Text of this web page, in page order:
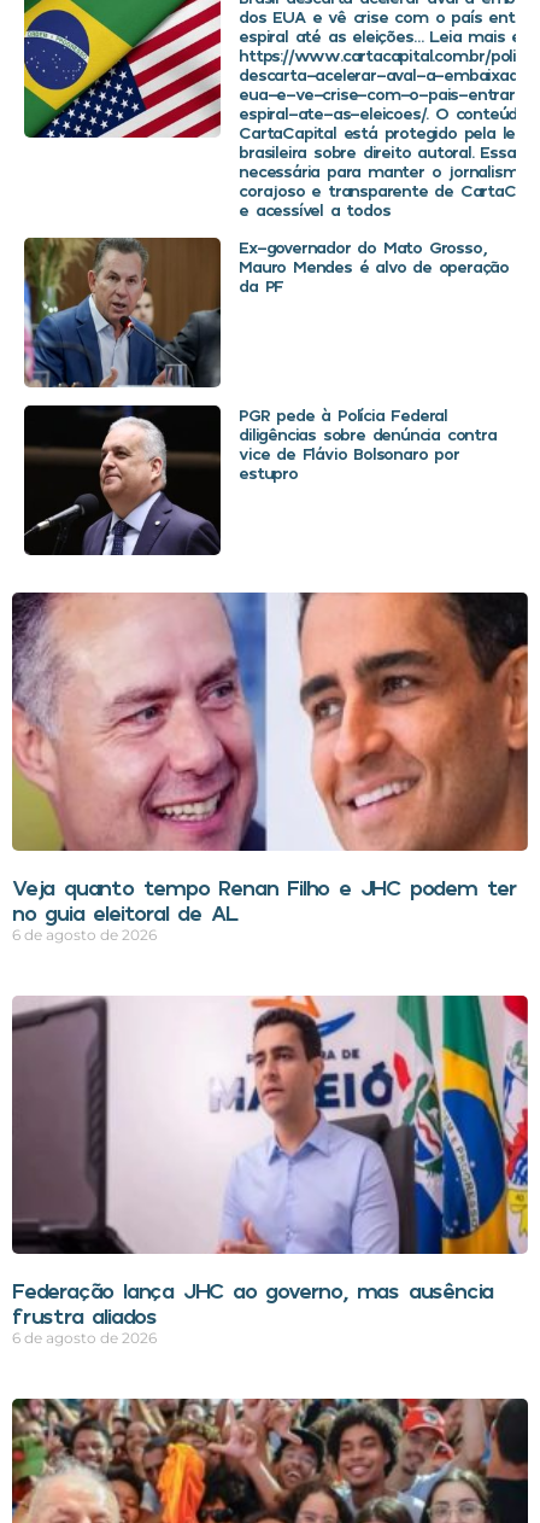
dos EUA e vê crise com o país
espiral até as eleições… Leia mais em
https://www.cartacapital.com.br/
descarta-acelerar-aval-a-
eua-e-ve-crise-com-o-pais-entrar-
espiral-ate-as-eleicoes/. O conteúdo
CartaCapital está protegido pela
brasileira sobre direito autoral. Essa
necessária para manter o jornalismo
corajoso e transparente de
e acessível a todos
Ex-governador do Mato Grosso,
Mauro Mendes é alvo de operação
da PF
PGR pede à Polícia Federal
diligências sobre denúncia contra
vice de Flávio Bolsonaro por
estupro
Veja quanto tempo Renan Filho e JHC podem ter
no guia eleitoral de AL
6 de agosto de 2026
Federação lança JHC ao governo, mas ausência
frustra aliados
6 de agosto de 2026